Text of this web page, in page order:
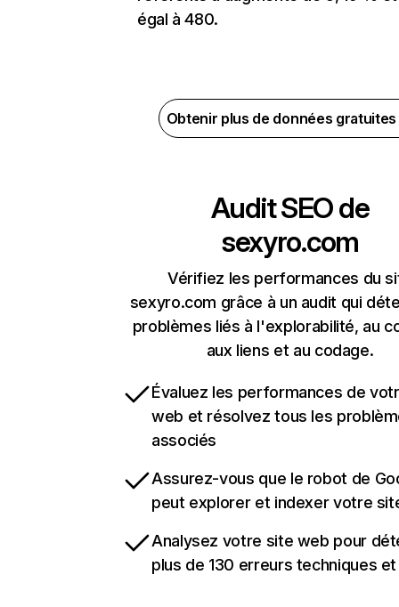
égal à 480.
Obtenir plus de données
Audit SEO de
sexyro.com
Vérifiez les performances du
sexyro.com grâce à un audit qui
problèmes liés à l'explorabilité, au
aux liens et au codage.
Évaluez les performances de
web et résolvez tous les
associés
Assurez-vous que le robot de
peut explorer et indexer votre
Analysez votre site web pour
plus de 130 erreurs techniques et